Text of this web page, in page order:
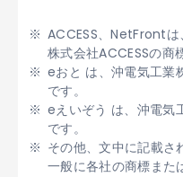
ACCESS、NetFrontは
株式会社ACCESSの商
eおと は、沖電気工業
です。
eえいぞう は、沖電気
です。
その他、文中に記載さ
一般に各社の商標また